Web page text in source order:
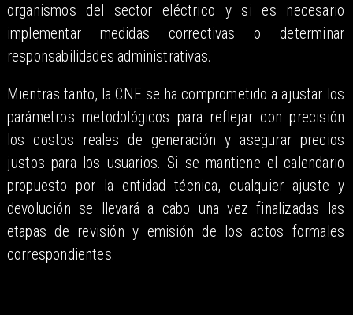
organismos del sector eléctrico y si es necesario
implementar medidas correctivas o determinar
responsabilidades administrativas.
Mientras tanto, la CNE se ha comprometido a ajustar los
parámetros metodológicos para reflejar con precisión
los costos reales de generación y asegurar precios
justos para los usuarios. Si se mantiene el calendario
propuesto por la entidad técnica, cualquier ajuste y
devolución se llevará a cabo una vez finalizadas las
etapas de revisión y emisión de los actos formales
correspondientes.